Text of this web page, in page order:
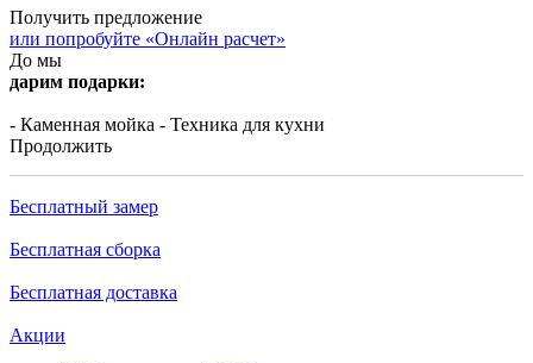
Получить предложение
или попробуйте «Онлайн расчет»
До мы
дарим подарки:
- Каменная мойка - Техника для кухни
Продолжить
Бесплатный замер
Бесплатная сборка
Бесплатная доставка
Акции